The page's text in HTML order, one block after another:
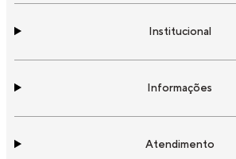
Institucional
Informações
Atendimento